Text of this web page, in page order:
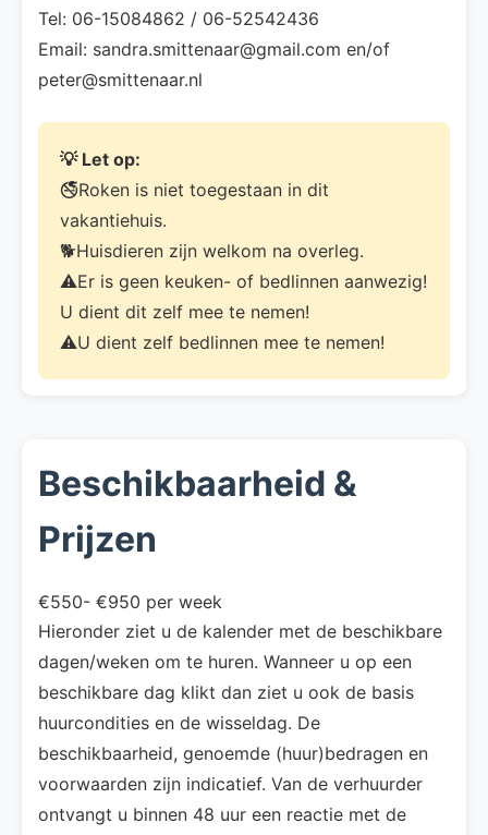
Tel: 06-15084862 / 06-52542436
Email: sandra.smittenaar@gmail.com en/of
peter@smittenaar.nl
💡 Let op:
🚭Roken is niet toegestaan in dit
vakantiehuis.
🐕Huisdieren zijn welkom na overleg.
⚠️Er is geen keuken- of bedlinnen aanwezig!
U dient dit zelf mee te nemen!
⚠️U dient zelf bedlinnen mee te nemen!
Beschikbaarheid &
Prijzen
€550- €950 per week
Hieronder ziet u de kalender met de beschikbare
dagen/weken om te huren. Wanneer u op een
beschikbare dag klikt dan ziet u ook de basis
huurcondities en de wisseldag. De
beschikbaarheid, genoemde (huur)bedragen en
voorwaarden zijn indicatief. Van de verhuurder
ontvangt u binnen 48 uur een reactie met de